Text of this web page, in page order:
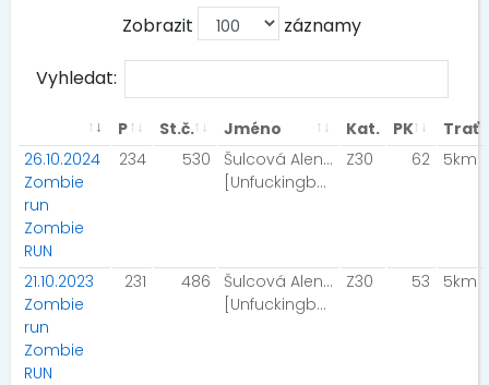
Zobrazit záznamy
Vyhledat:
P St.č. Jméno Kat. PK
Trať
26.10.2024
Zombie
run
Zombie
RUN
234 530
Šulcová Alena
[Unfuckingbelievable]
Z30 62 5km
21.10.2023
Zombie
run
Zombie
RUN
231 486
Šulcová Alena
[Unfuckingbelievable]
Z30 53 5km